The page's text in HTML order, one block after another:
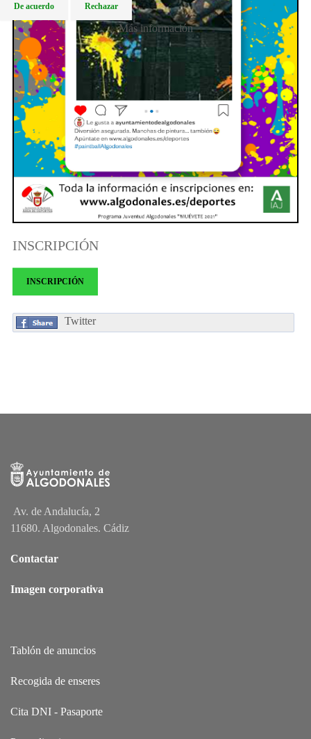
INSCRIPCIÓN
INSCRIPCIÓN
Twitter
Av. de Andalucía, 2
11680. Algodonales. Cádiz
Contactar
Imagen corporativa
Tablón de anuncios
Recogida de enseres
Cita DNI - Pasaporte
De acuerdo Rechazar
Más información